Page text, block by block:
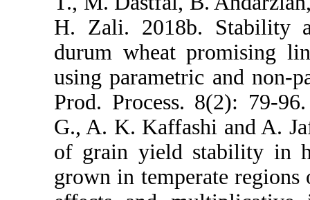
H. Zali.
durum
using
Prod.
G., A. K.
of grain
grown in